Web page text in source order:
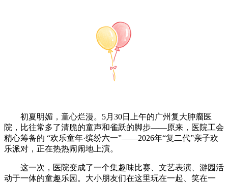
初夏明媚，童心烂漫。5月30日上午的广州复大肿瘤医
院，比往常多了清脆的童声和雀跃的脚步——原来，医院工会
精心筹备的 “欢乐童年·缤纷六一”——2026年“复二代”亲子欢
乐派对，正在热热闹闹地上演。
这一次，医院变成了一个集趣味比赛、文艺表演、游园活
动于一体的童趣乐园。大小朋友们在这里玩在一起、笑在一